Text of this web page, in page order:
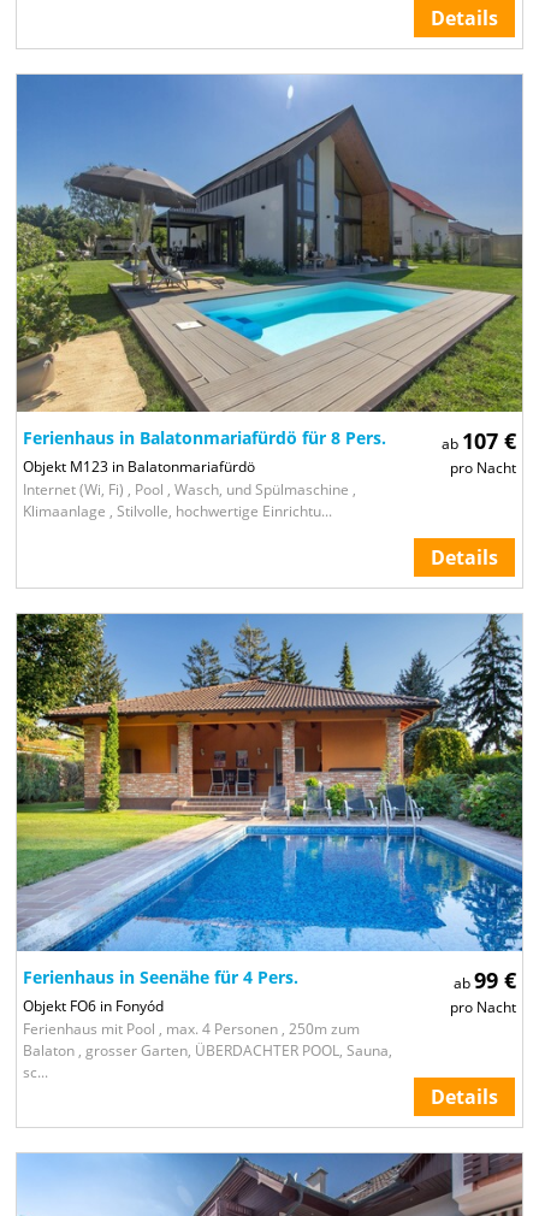
Details
ab 107 €
pro Nacht
Ferienhaus in Balatonmariafürdö für 8 Pers.
Objekt M123 in Balatonmariafürdö
Internet (Wi, Fi) , Pool , Wasch, und Spülmaschine ,
Klimaanlage , Stilvolle, hochwertige Einrichtu...
Details
ab99 €
pro Nacht
Ferienhaus in Seenähe für 4 Pers.
Objekt FO6 in Fonyód
Ferienhaus mit Pool , max. 4 Personen , 250m zum
Balaton , grosser Garten, ÜBERDACHTER POOL, Sauna,
sc...
Details